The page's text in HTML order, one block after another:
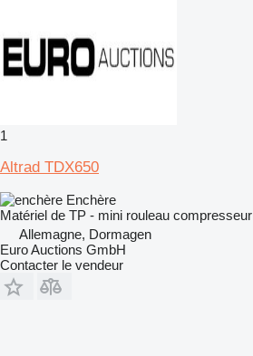
1
Altrad TDX650
Enchère
Matériel de TP - mini rouleau compresseur
Allemagne, Dormagen
Euro Auctions GmbH
Contacter le vendeur